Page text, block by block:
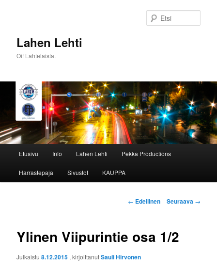
Lahen Lehti
Oi! Lahtelaista.
Etusivu Info Lahen Lehti Pekka Productions
Harrastepaja Sivustot KAUPPA
Artikkelien
← Edellinen Seuraava →
Ylinen Viipurintie osa 1/2
Julkaistu8.12.2015 , kirjoittanutSauli Hirvonen